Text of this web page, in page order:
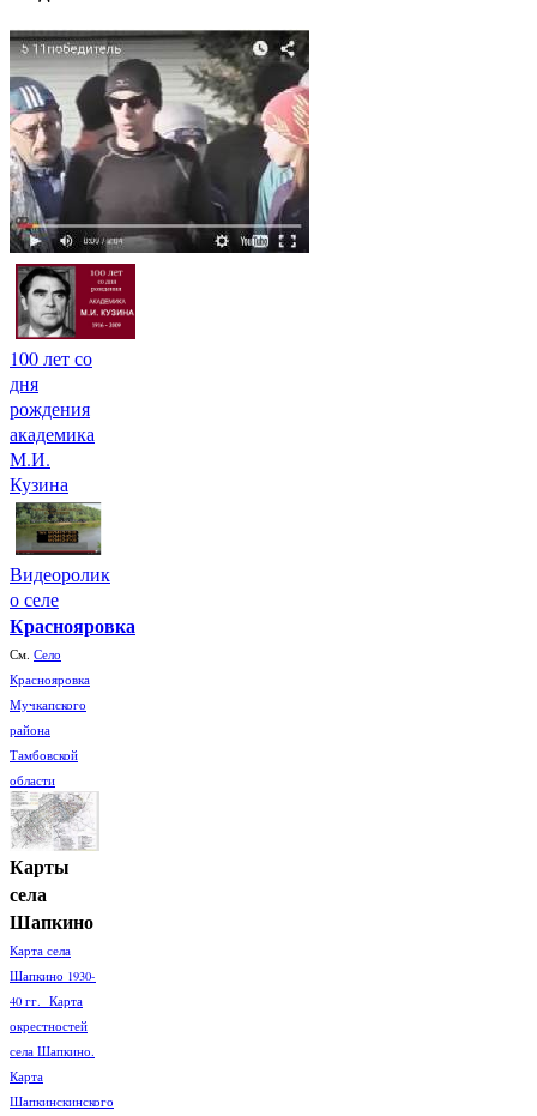
100 лет со
дня
рождения
академика
М.И.
Кузина
Видеоролик
о селе
Краснояровка
См. Село
Краснояровка
Мучкапского
района
Тамбовской
области
Карты
села
Шапкино
Карта села
Шапкино 1930-
40 гг. Карта
окрестностей
села Шапкино.
Карта
Шапкинскинского